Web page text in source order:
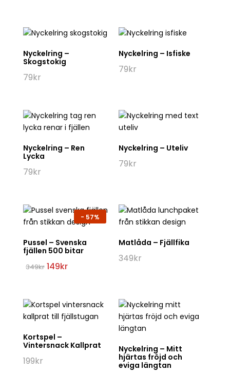
Nyckelring –
Skogstokig
79kr
Nyckelring – Isfiske
79kr
Nyckelring – Ren
Lycka
79kr
Nyckelring – Uteliv
79kr
- 57%
Pussel – Svenska
fjällen 500 bitar
349kr Det
349kr.
149krDet
Matlåda – Fjällfika
349kr
Kortspel –
Vintersnack Kallprat
199kr
Nyckelring – Mitt
hjärtas fröjd och
eviga längtan